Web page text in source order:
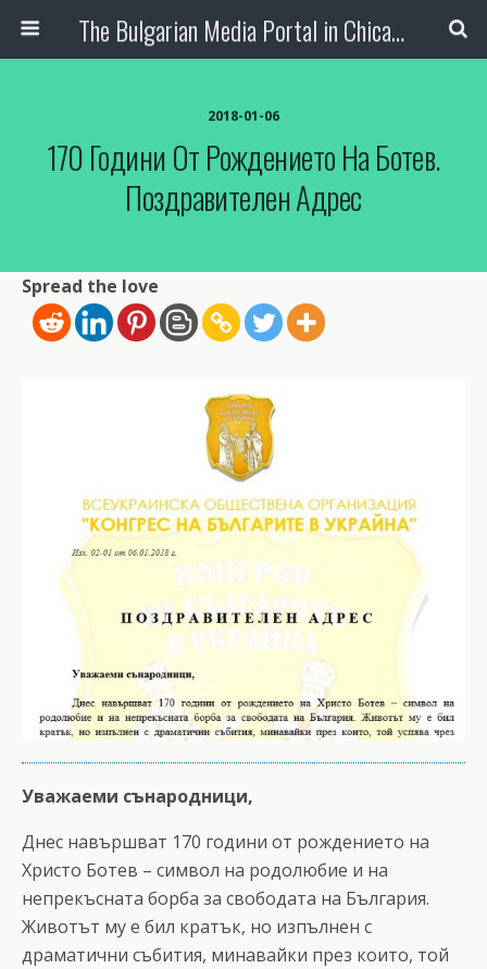
The Bulgarian Media Portal in Chicago
2018-01-06
170 Години От Рождението На Ботев.
Поздравителен Адрес
Spread the love
Уважаеми сънародници,
Днес навършват 170 години от рождението на
Христо Ботев – символ на родолюбие и на
непрекъсната борба за свободата на България.
Животът му е бил кратък, но изпълнен с
драматични събития, минавайки през които, той